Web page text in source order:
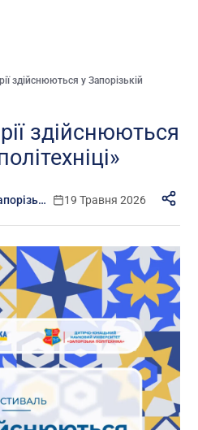
здійснюються у Запорізькій
здійснюються
Іміджевий центр НУ «Запорізька політехніка» 19 Травня 2026